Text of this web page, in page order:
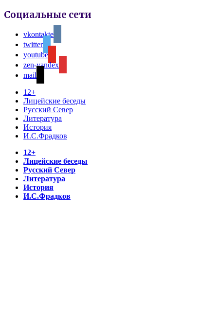
Социальные сети
vkontakte
twitter
youtube
zen-yandex
mail
12+
Лицейские беседы
Русский Север
Литература
История
И.С.Фрадков
12+
Лицейские беседы
Русский Север
Литература
История
И.С.Фрадков